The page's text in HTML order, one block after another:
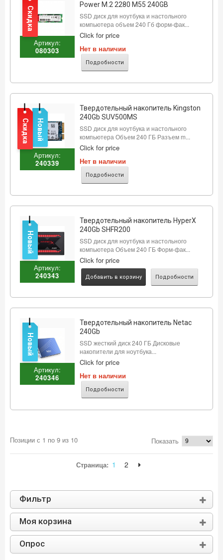
Артикул:
080303
Power M.2 2280 M55 240GB
SSD диск для ноутбука и настольного
компьютера объем 240 Гб форм-фак...
Click for price
Нет в наличии
Подробности
Скидка
Артикул:
240339
Твердотельный накопитель Kingston
240Gb SUV500MS
SSD диск для ноутбука и настольного
компьютера Объем 240 ГБ Разъем m...
Click for price
Нет в наличии
Подробности
Новый
Скидка
Артикул:
240343
Твердотельный накопитель HyperX
240Gb SHFR200
SSD диск для ноутбука и настольного
компьютера Объем 240 ГБ Форм-фак...
Click for price
Добавить в корзину Подробности
Новый
Артикул:
240346
Твердотельный накопитель Netac
240Gb
SSD жесткий диск 240 ГБ Дисковые
накопители для ноутбука...
Click for price
Нет в наличии
Подробности
Новый
Позиции с 1 по 9 из 10 Показать
Страница: 1 2
Фильтр
Моя корзина
Опрос